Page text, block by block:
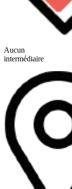
Aucun
intermédiaire